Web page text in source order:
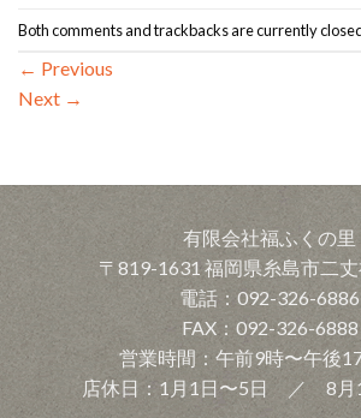
Both comments and trackbacks are currently
← Previous
Next →
有限会社福ふくの里
〒819-1631 福岡県糸島市二
電話：092-326-6886
FAX：092-326-6888
営業時間：午前9時〜午後
店休日：1月1日〜5日 ／ 8月